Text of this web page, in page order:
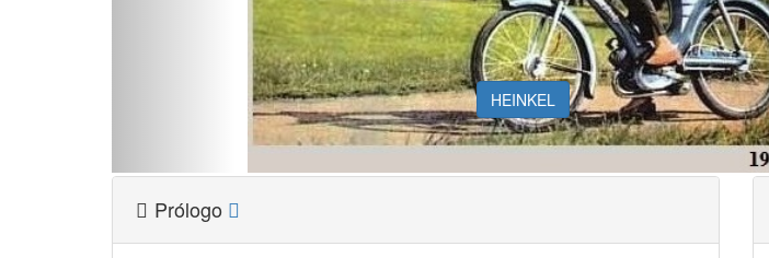
HEINKEL
Prólogo